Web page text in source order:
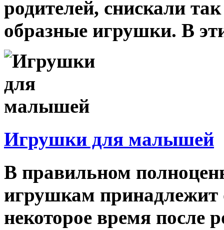
родителей, снискали
образные игрушки. В
Игрушки для малышей
В правильном
игрушкам принадлежит
некоторое время после